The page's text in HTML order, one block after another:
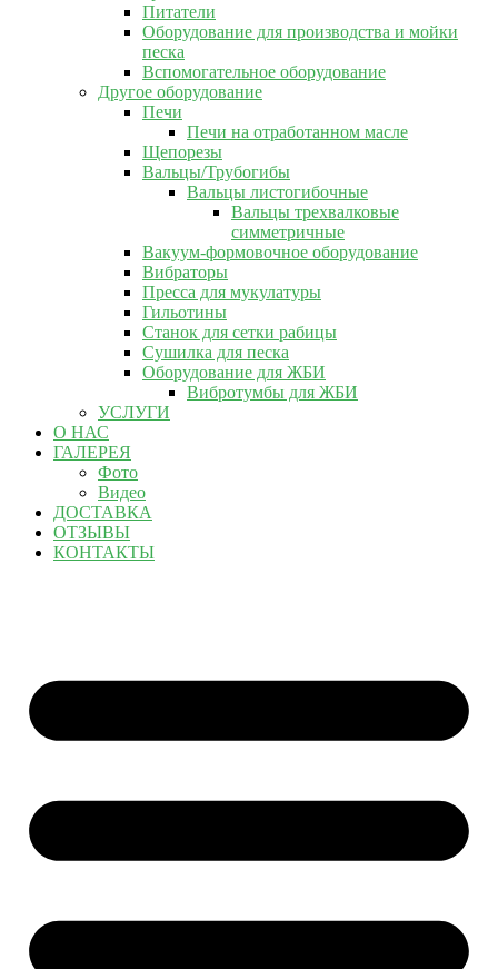
Питатели
Оборудование для производства и мойки
песка
Вспомогательное оборудование
Другое оборудование
Печи
Печи на отработанном масле
Щепорезы
Вальцы/Трубогибы
Вальцы листогибочные
Вальцы трехвалковые
симметричные
Вакуум-формовочное оборудование
Вибраторы
Пресса для мукулатуры
Гильотины
Станок для сетки рабицы
Сушилка для песка
Оборудование для ЖБИ
Вибротумбы для ЖБИ
УСЛУГИ
О НАС
ГАЛЕРЕЯ
Фото
Видео
ДОСТАВКА
ОТЗЫВЫ
КОНТАКТЫ